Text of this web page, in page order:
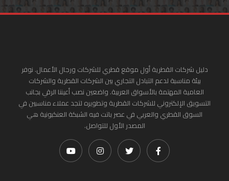
دليل شركات القطرية أول موقع قطري للشركات ورجال الأعمال. نوفر
بيئة مناسبة لدعم التبادل التجاري بين الشركات القطرية والشركات
العامية المهتمة بالأسواق العربية. واضعين نصب أعيننا الرقي بجانب
التسويق الإلكتروني للشركات القطرية وتطويره لتجد عملاء مناسبين في
السوق القطري والعربي في عصر باتت فيه الشبكة العنكبونية هي
المصدر الأول للتواصل.